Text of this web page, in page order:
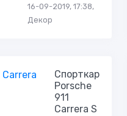
16-09-2019, 17:38,
Декор
Спорткар
Porsche
911
Carrera S